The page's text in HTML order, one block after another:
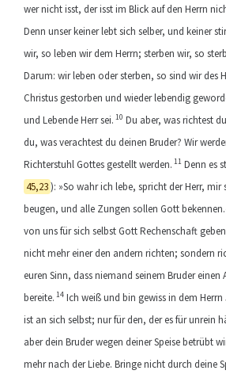
wer nicht isst, der isst im Blick auf den Herrn
Denn unser keiner lebt sich selber, und keiner
wir, so leben wir dem Herrn; sterben wir, so
Darum: wir leben oder sterben, so sind wir des
Christus gestorben und wieder lebendig
und Lebende Herr sei. 10 Du aber, was richtest
du, was verachtest du deinen Bruder? Wir
Richterstuhl Gottes gestellt werden. 11 Denn es
45,23): »So wahr ich lebe, spricht der Herr, mir
beugen, und alle Zungen sollen Gott
von uns für sich selbst Gott Rechenschaft
nicht mehr einer den andern richten; sondern
euren Sinn, dass niemand seinem Bruder einen
bereite. 14 Ich weiß und bin gewiss in dem Herrn
ist an sich selbst; nur für den, der es für unrein
aber dein Bruder wegen deiner Speise betrübt
mehr nach der Liebe. Bringe nicht durch deine